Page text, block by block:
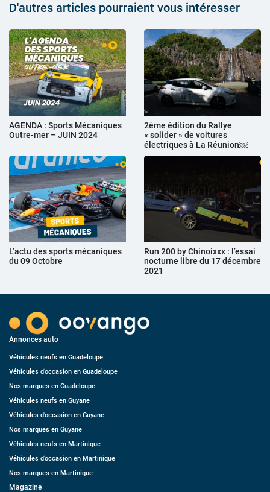
D'autres articles pourraient vous intéresser
AGENDA : Sports Mécaniques
Outre-mer – JUIN 2024
2ème édition du Rallye
« solider » de voitures
électriques à La Réunion￼
L’actu des sports mécaniques
du 09 Octobre
Run 200 by Chinoixxx : l’essai
nocturne libre du 17 décembre
2021
Annonces auto
Véhicules neufs en Guadeloupe
Véhicules d’occasion en Guadeloupe
Nos marques en Guadeloupe
Véhicules neufs en Guyane
Véhicules d’occasion en Guyane
Nos marques en Guyane
Véhicules neufs en Martinique
Véhicules d’occasion en Martinique
Nos marques en Martinique
Magazine